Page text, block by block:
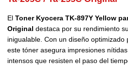
El Toner Kyocera TK-897Y Yellow
Original destaca por su rendimiento
inigualable. Con un diseño optimizado
este tóner asegura impresiones
intensos que resisten el paso del